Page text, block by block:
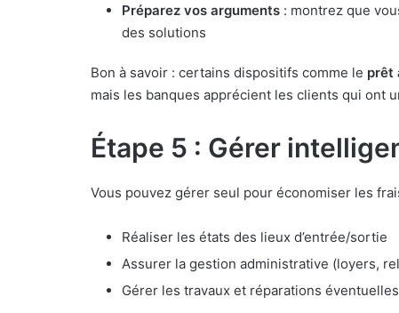
Préparez vos arguments : montrez que
des solutions
Bon à savoir : certains dispositifs comme le prêt
mais les banques apprécient les clients qui ont
Étape 5 : Gérer
Vous pouvez gérer seul pour économiser les
Réaliser les états des lieux d’entrée/sortie
Assurer la gestion administrative (loyers,
Gérer les travaux et réparations éventuelles